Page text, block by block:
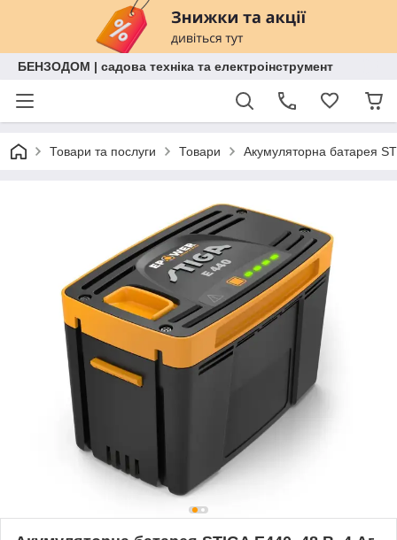
БЕНЗОДОМ | садова техніка та електроінструмент
Товари та послуги Товари Акумуляторна батарея